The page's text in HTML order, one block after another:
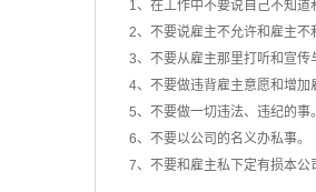
1、在工作中不要说自己不知道
2、不要说雇主不允许和雇主不
3、不要从雇主那里打听和宣传
4、不要做违背雇主意愿和增加
5、不要做一切违法、违纪的事
6、不要以公司的名义办私事。
7、不要和雇主私下定有损本公